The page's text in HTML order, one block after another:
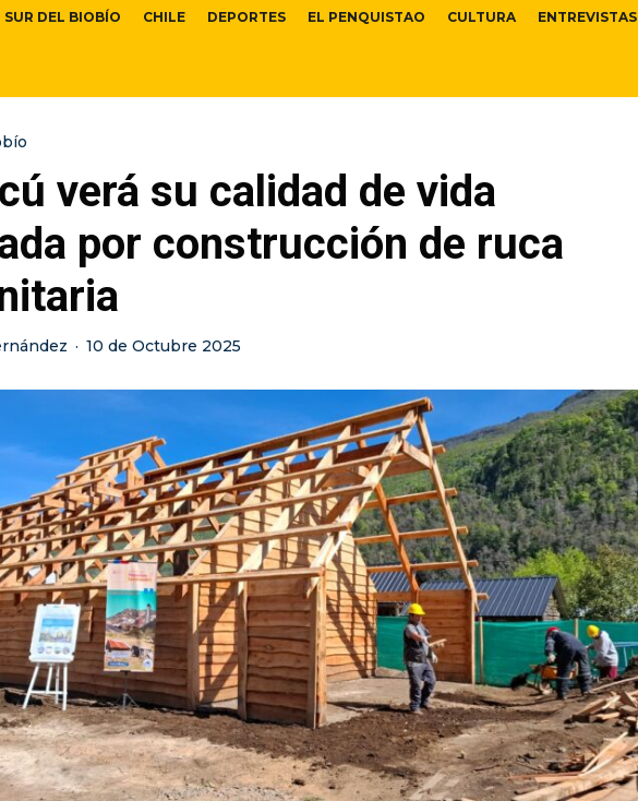
SUR DEL BIOBÍO CHILE DEPORTES EL PENQUISTAO CULTURA ENTREVISTAS
verá su calidad de vida
por construcción de ruca
· 10 de Octubre 2025